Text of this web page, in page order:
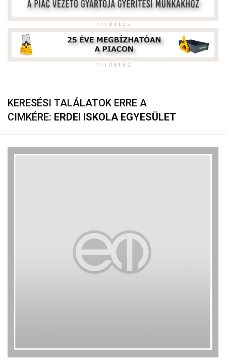
h i r d e t é s
h i r d e t é s
KERESÉSI TALÁLATOK ERRE A
CIMKÉRE: ERDEI ISKOLA EGYESÜLET